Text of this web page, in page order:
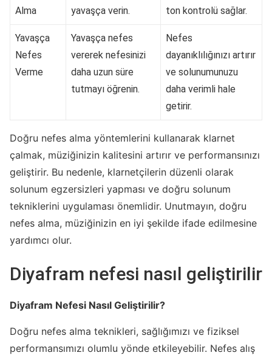
Alma
yavaşça verin.
ton kontrolü sağlar.
Yavaşça
Nefes
Verme
Yavaşça nefes
vererek nefesinizi
daha uzun süre
tutmayı öğrenin.
Nefes
dayanıklılığınızı artırır
ve solunumunuzu
daha verimli hale
getirir.
Doğru nefes alma yöntemlerini kullanarak klarnet
çalmak, müziğinizin kalitesini artırır ve performansınızı
geliştirir. Bu nedenle, klarnetçilerin düzenli olarak
solunum egzersizleri yapması ve doğru solunum
tekniklerini uygulaması önemlidir. Unutmayın, doğru
nefes alma, müziğinizin en iyi şekilde ifade edilmesine
yardımcı olur.
Diyafram nefesi nasıl geliştirilir
Diyafram Nefesi Nasıl Geliştirilir?
Doğru nefes alma teknikleri, sağlığımızı ve fiziksel
performansımızı olumlu yönde etkileyebilir. Nefes alış